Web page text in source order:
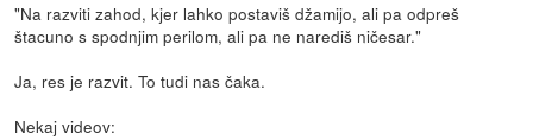
"Na razviti zahod, kjer lahko postaviš džamijo, ali pa odpreš
štacuno s spodnjim perilom, ali pa ne narediš ničesar."
Ja, res je razvit. To tudi nas čaka.
Nekaj videov: